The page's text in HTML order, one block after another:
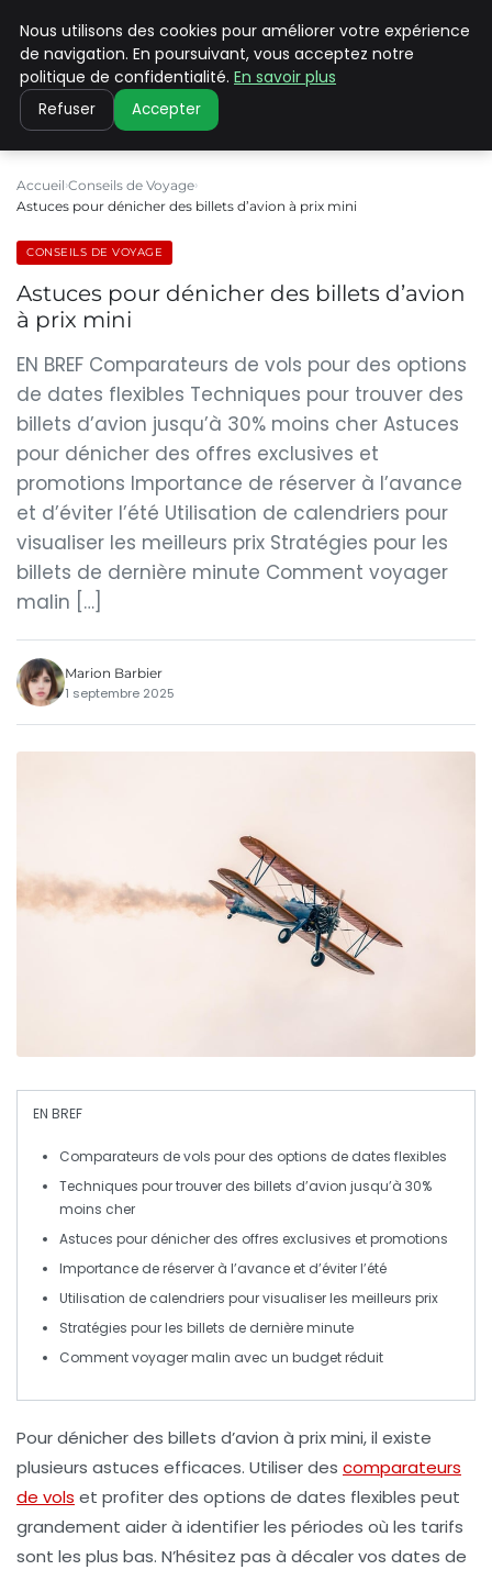
PILAT PATRIMOINES
Accueil Conseils de Voyage
Astuces pour dénicher des billets d’avion à prix mini
CONSEILS DE VOYAGE
Astuces pour dénicher des billets d’avion
à prix mini
EN BREF Comparateurs de vols pour des options
de dates flexibles Techniques pour trouver des
billets d’avion jusqu’à 30% moins cher Astuces
pour dénicher des offres exclusives et
promotions Importance de réserver à l’avance
et d’éviter l’été Utilisation de calendriers pour
visualiser les meilleurs prix Stratégies pour les
billets de dernière minute Comment voyager
malin […]
Marion Barbier
1 septembre 2025
EN BREF
Comparateurs de vols pour des options de dates flexibles
Techniques pour trouver des billets d’avion jusqu’à 30%
moins cher
Astuces pour dénicher des offres exclusives etpromotions
Importance deréserver à l’avance et d’éviter l’été
Utilisation de calendriers pour visualiser les meilleurs prix
Stratégies pour les billets de dernière minute
Commentvoyager malin avec un budget réduit
Pourdénicher des billets d’avion à prix mini, il existe
plusieurs astuces efficaces. Utiliser des comparateurs
de vols et profiter des options de dates flexibles peut
grandement aider à identifier les périodes où les tarifs
sont les plus bas. N’hésitez pas à décaler vos dates de
Nous utilisons des cookies pour améliorer votre expérience
de navigation. En poursuivant, vous acceptez notre
politique de confidentialité. En savoir plus
Refuser Accepter